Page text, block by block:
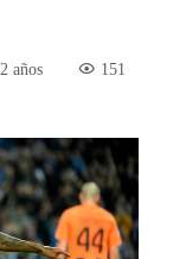
años 151